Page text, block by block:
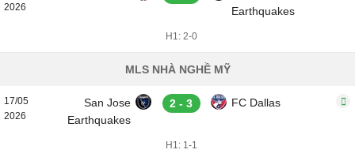
2026
Earthquakes
H1: 2-0
MLS NHÀ NGHỀ MỸ
17/05
2026
San Jose
Earthquakes
2 - 3 FC Dallas
H1: 1-1